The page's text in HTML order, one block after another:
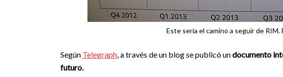
Este sería el camino a seguir de
Según Telegraph, a través de un blog se publicó undocumento
futuro.